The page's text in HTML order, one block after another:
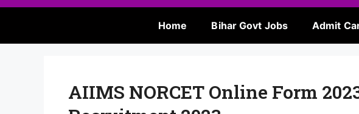
Home Bihar Govt Jobs Admit
AIIMS NORCET Online Form